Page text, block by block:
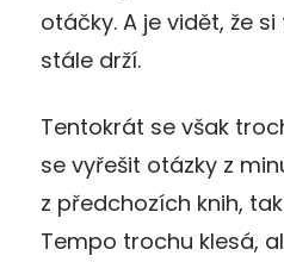
otáčky. A je vidět, že
stále drží.
Tentokrát se však
se vyřešit otázky z
z předchozích knih,
Tempo trochu klesá,